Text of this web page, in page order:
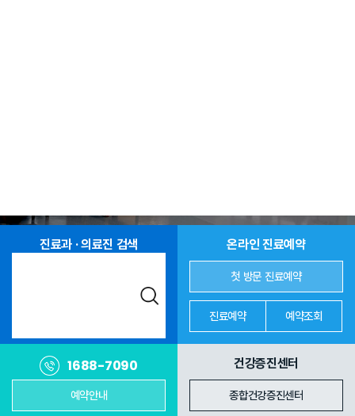
진료과 · 의료진 검색
진료과 의료진
온라인 진료예약
첫 방문 진료예약
진료예약 예약조회
1688-7090
예약안내
건강증진센터
종합건강증진센터